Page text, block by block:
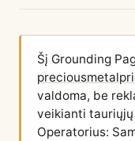
Šį Grounding
valdoma, be
veikianti
Operatorius: